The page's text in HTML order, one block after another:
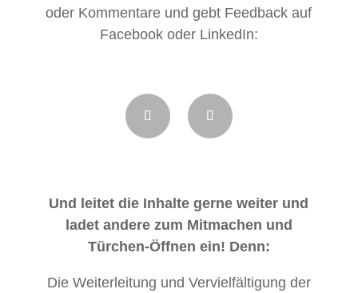
oder Kommentare und gebt Feedback auf
Facebook oder LinkedIn:
Und leitet die Inhalte gerne weiter und
ladet andere zum Mitmachen und
Türchen-Öffnen ein! Denn:
Die Weiterleitung und Vervielfältigung der